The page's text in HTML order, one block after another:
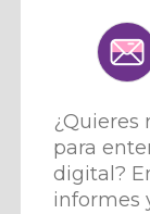
para
digital?
informes